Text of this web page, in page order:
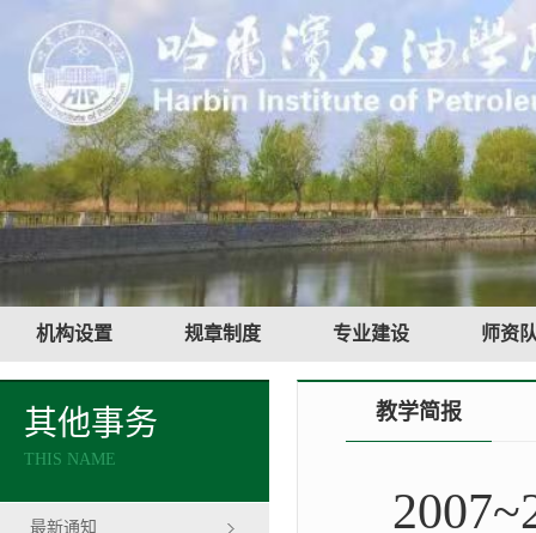
机构设置 规章制度 专业建设 师资
其他事务
THIS NAME
最新通知
教学简报